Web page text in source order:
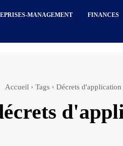
MANAGEMENT FINANCES
Accueil Tags Décrets d'application